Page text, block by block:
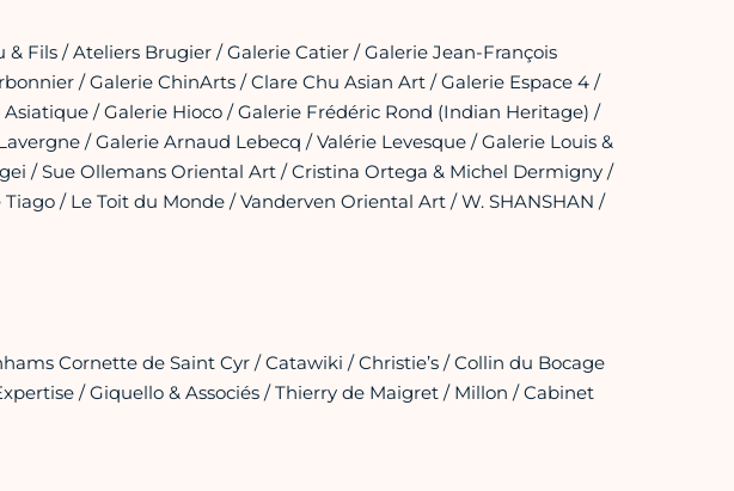
Fils / Ateliers Brugier / Galerie Catier / Galerie Jean-François
/ Galerie ChinArts / Clare Chu Asian Art / Galerie Espace 4 /
/ Galerie Hioco / Galerie Frédéric Rond (Indian Heritage) /
/ Galerie Arnaud Lebecq / Valérie Levesque / Galerie Louis &
/ Sue Ollemans Oriental Art / Cristina Ortega & Michel Dermigny /
/ Le Toit du Monde / Vanderven Oriental Art / W. SHANSHAN /
Cornette de Saint Cyr / Catawiki / Christie’s / Collin du Bocage
/ Giquello & Associés / Thierry de Maigret / Millon / Cabinet